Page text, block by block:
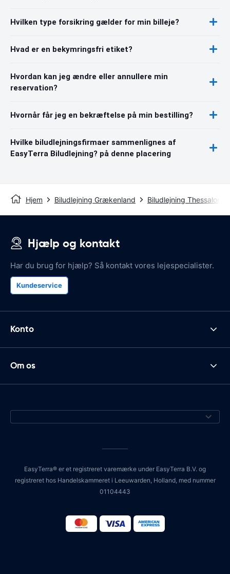
Hvilken type forsikring gælder for min billeje?
Hvad er en bekymringsfri etiket?
Hvordan kan jeg ændre eller annullere min
reservation?
Hvornår får jeg en bekræftelse på min bestilling?
Hvilke biludlejningsfirmaer sammenlignes af
EasyTerra Biludlejning? på denne placering
Hjem Biludlejning Grækenland Biludlejning Thessaloniki
Hjælp og kontakt
Har du brug for hjælp? Så kontakt vores lejespecialister.
Kundeservice
Konto
Om os
EasyTerra® er et registreret varemærke under EasyTerra B.V. og
registreret hos Handelskammeret i Leeuwarden, Holland, med nummer
01104443